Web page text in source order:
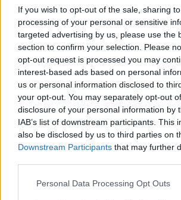
If you wish to opt-out of the sale, sharing
processing of your personal or sensitive
targeted advertising by us, please use the
section to confirm your selection. Please
opt-out request is processed you may
interest-based ads based on personal
us or personal information disclosed to
your opt-out. You may separately opt-out
disclosure of your personal information by
IAB’s list of downstream participants. This
also be disclosed by us to third parties on
Downstream Participants that may further
Personal Data Processing Opt Outs
atvyko į įvykio vietą. Buvo
į nuosavybę, niekas
Susiję straipsniai